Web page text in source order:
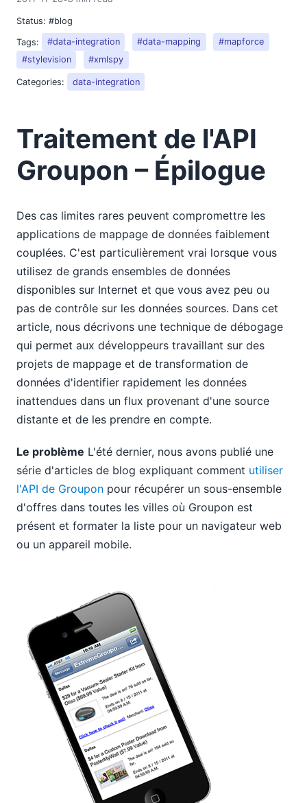
Status: #blog
Tags:
#data-integration #data-mapping
#mapforce
#stylevision
#xmlspy
Categories: data-integration
Traitement de l'API
Groupon – Épilogue
Des cas limites rares peuvent compromettre les
applications de mappage de données faiblement
couplées. C'est particulièrement vrai lorsque vous
utilisez de grands ensembles de données
disponibles sur Internet et que vous avez peu ou
pas de contrôle sur les données sources. Dans cet
article, nous décrivons une technique de débogage
qui permet aux développeurs travaillant sur des
projets de mappage et de transformation de
données d'identifier rapidement les données
inattendues dans un flux provenant d'une source
distante et de les prendre en compte.
Le problème L'été dernier, nous avons publié une
série d'articles de blog expliquant comment utiliser
l'API de Groupon pour récupérer un sous-ensemble
d'offres dans toutes les villes où Groupon est
présent et formater la liste pour un navigateur web
ou un appareil mobile.